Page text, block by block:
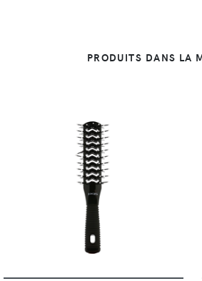
PRODUITS DANS LA
DÉTAILS